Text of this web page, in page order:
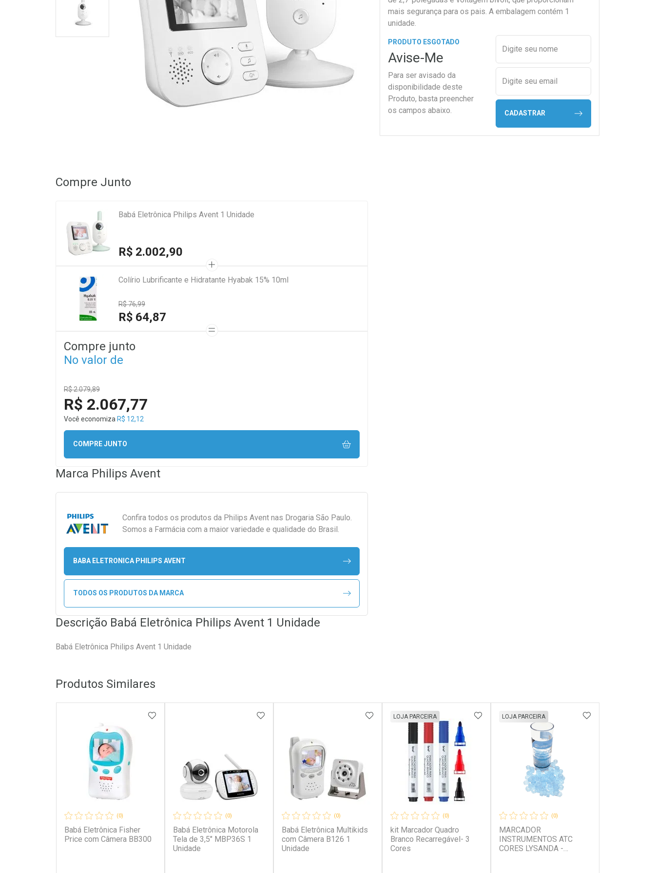
mais segurança para os pais. A embalagem contém 1
unidade.
PRODUTO ESGOTADO
Avise-Me
Para ser avisado da
disponibilidade deste
Produto, basta preencher
os campos abaixo.
Preencher nome e email
Digite seu nome
Digite seu email
CADASTRAR
Compre Junto
Babá Eletrônica Philips Avent 1 Unidade
R$ 2.002,90
Colírio Lubrificante e Hidratante Hyabak 15% 10ml
R$ 76,99
R$ 64,87
Compre junto
No valor de
R$ 2.079,89
R$ 2.067,77
Você economiza R$ 12,12
COMPRE JUNTO
Marca Philips Avent
Confira todos os produtos da Philips Avent nas Drogaria São Paulo.
Somos a Farmácia com a maior variedade e qualidade do Brasil.
BABA ELETRONICA PHILIPS AVENT
TODOS OS PRODUTOS DA MARCA
Descrição Babá Eletrônica Philips Avent 1 Unidade
Babá Eletrônica Philips Avent 1 Unidade
Produtos Similares
(0)
Babá Eletrônica Fisher
Price com Câmera BB300
ADICIONAR AOS FAVORITOS
(0)
Babá Eletrônica Motorola
Tela de 3,5" MBP36S 1
Unidade
ADICIONAR AOS FAVORITOS
(0)
Babá Eletrônica Multikids
com Câmera B126 1
Unidade
ADICIONAR AOS FAVORITOS
(0)
kit Marcador Quadro
Branco Recarregável- 3
Cores
LOJA PARCEIRA ADICIONAR AOS FAVORITOS
(0)
MARCADOR
INSTRUMENTOS ATC
CORES LYSANDA -
LOJA PARCEIRA ADICIONAR AOS